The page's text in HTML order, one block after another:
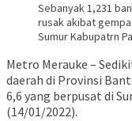
Sebanyak 1,231
rusak akibat
Sumur Kabupatrn
Metro Merauke –
daerah di Provinsi
6,6 yang berpusat di
(14/01/2022).